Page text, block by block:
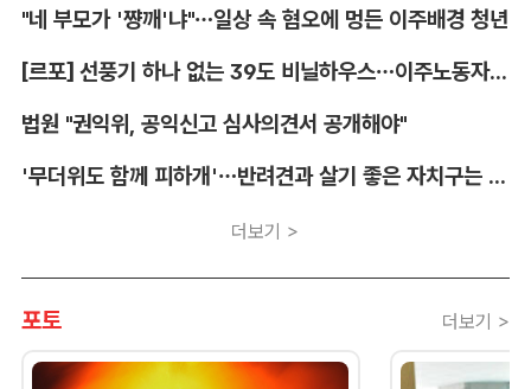
"네 부모가 '쨩깨'냐"…일상 속 혐오에 멍든 이주배경 청년
[르포] 선풍기 하나 없는 39도 비닐하우스…이주노동자의 '악몽같은 폭염'
법원 "권익위, 공익신고 심사의견서 공개해야"
'무더위도 함께 피하개'…반려견과 살기 좋은 자치구는 어디
더보기 >
포토 더보기 >